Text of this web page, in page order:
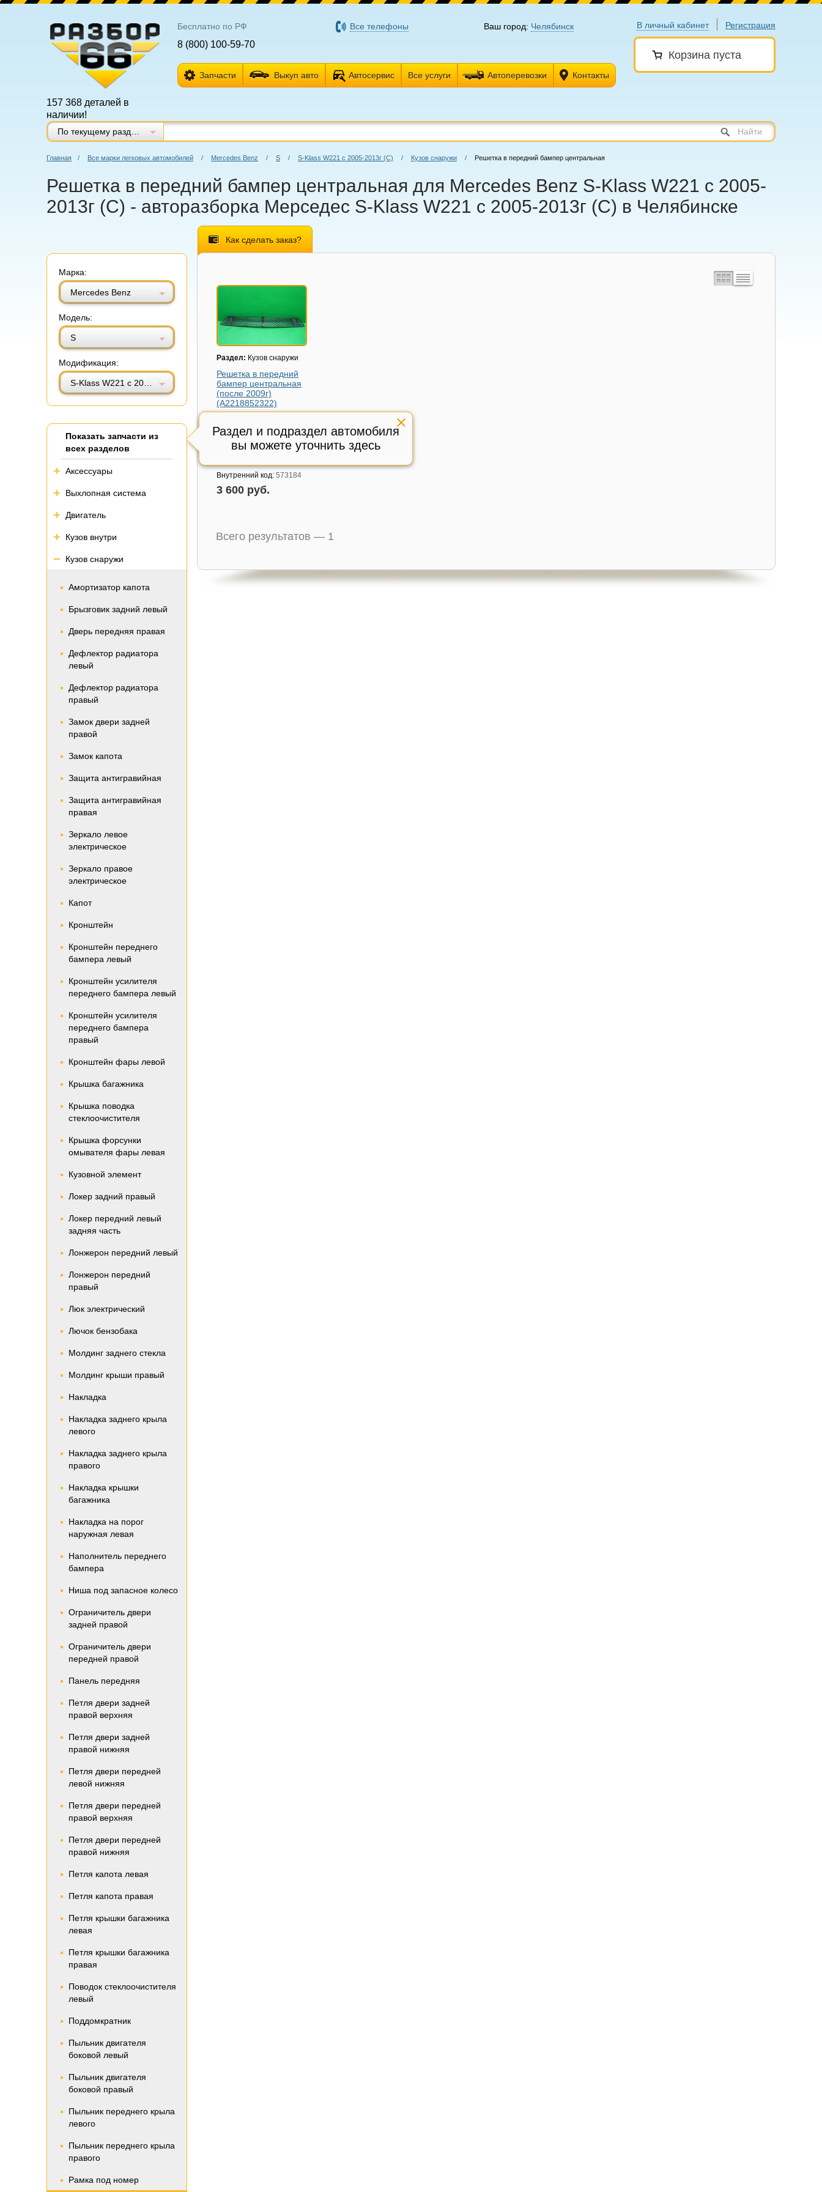
В личный кабинет Регистрация
Корзина пуста
157 368 деталей в
наличии!
Бесплатно по РФ
8 (800) 100-59-70
Все телефоны Ваш город: Челябинск
Запчасти Выкуп авто Автосервис Все услуги Автоперевозки Контакты
Найти
Главная / Все марки легковых автомобилей / Mercedes Benz / S / S-Klass W221 с 2005-2013г (С) / Кузов снаружи / Решетка в передний бампер центральная
Решетка в передний бампер центральная для Mercedes Benz S-Klass W221 с 2005-
2013г (С) - авторазборка Мерседес S-Klass W221 с 2005-2013г (С) в Челябинске
Марка:
Mercedes Benz
Модель:
S
Модификация:
Раздел и подраздел автомобиля
вы можете уточнить здесь
Показать запчасти из
всех разделов
Аксессуары
Выхлопная система
Двигатель
Кузов внутри
Кузов снаружи
Амортизатор капота
Брызговик задний левый
Дверь передняя правая
Дефлектор радиатора
левый
Дефлектор радиатора
правый
Замок двери задней
правой
Замок капота
Защита антигравийная
Защита антигравийная
правая
Зеркало левое
электрическое
Зеркало правое
электрическое
Капот
Кронштейн
Кронштейн переднего
бампера левый
Кронштейн усилителя
переднего бампера левый
Кронштейн усилителя
переднего бампера
правый
Кронштейн фары левой
Крышка багажника
Крышка поводка
стеклоочистителя
Крышка форсунки
омывателя фары левая
Кузовной элемент
Локер задний правый
Локер передний левый
задняя часть
Лонжерон передний левый
Лонжерон передний
правый
Люк электрический
Лючок бензобака
Молдинг заднего стекла
Молдинг крыши правый
Накладка
Накладка заднего крыла
левого
Накладка заднего крыла
правого
Накладка крышки
багажника
Накладка на порог
наружная левая
Наполнитель переднего
бампера
Ниша под запасное колесо
Ограничитель двери
задней правой
Ограничитель двери
передней правой
Панель передняя
Петля двери задней
правой верхняя
Петля двери задней
правой нижняя
Петля двери передней
левой нижняя
Петля двери передней
правой верхняя
Петля двери передней
правой нижняя
Петля капота левая
Петля капота правая
Петля крышки багажника
левая
Петля крышки багажника
правая
Поводок стеклоочистителя
левый
Поддомкратник
Пыльник двигателя
боковой левый
Пыльник двигателя
боковой правый
Пыльник переднего крыла
левого
Пыльник переднего крыла
правого
Рамка под номер
Как сделать заказ?
Раздел: Кузов снаружи
Решетка в передний
бампер центральная
(после 2009г)
(A2218852322)
Benz S-Klass W221 с 2005-
2013г (С)
Артикул: A2218852322
Внутренний код: 573184
3 600 руб.
Всего результатов — 1